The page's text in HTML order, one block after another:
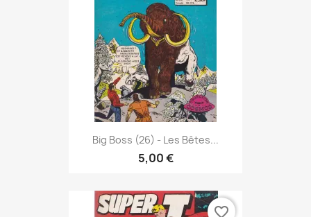
Big Boss (26) - Les Bêtes...
5,00 €
favorite_border